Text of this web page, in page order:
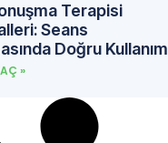
Terapisi
Seans
Doğru Kullanım
»